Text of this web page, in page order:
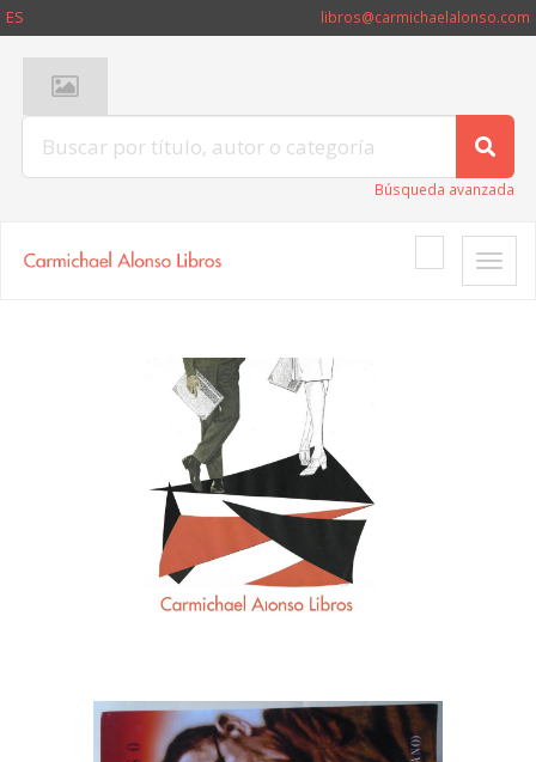
ES libros@carmichaelalonso.com
Búsqueda avanzada
Toggle